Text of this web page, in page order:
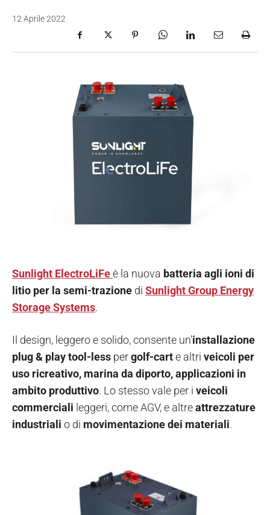
12 Aprile 2022
Sunlight ElectroLiFeè la nuova batteria agli ioni di
litio per la semi-trazione di Sunlight Group Energy
Storage Systems.
Il design, leggero e solido, consente un'installazione
plug & play tool-less pergolf-carte altri veicoli per
uso ricreativo, marina da diporto, applicazioni in
ambito produttivo. Lo stesso vale per i veicoli
commerciali leggeri, come AGV, e altreattrezzature
industriali o di movimentazione dei materiali.